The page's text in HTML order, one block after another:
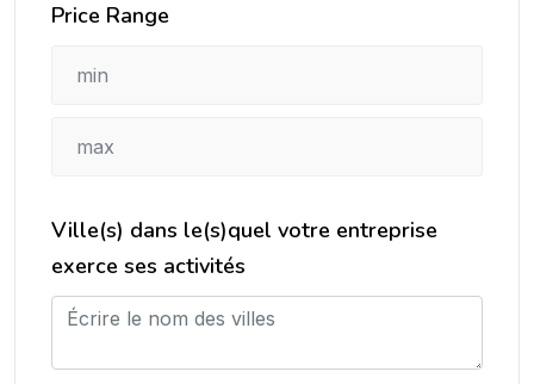
Price Range
Ville(s) dans le(s)quel votre entreprise
exerce ses activités